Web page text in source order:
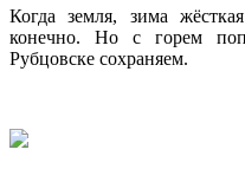
Когда земля, зима
конечно. Но с горем
Рубцовске сохраняем.